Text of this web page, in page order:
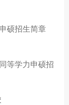
硕招生简章
等学力申硕招